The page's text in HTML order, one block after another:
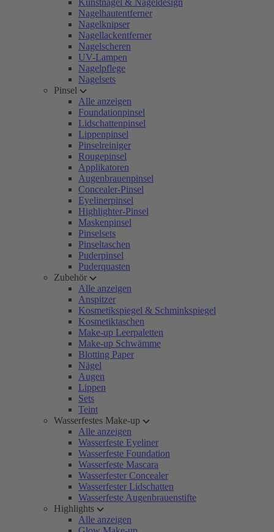
Kunstnägel & Nageldesign
Nagelhautentferner
Nagelknipser
Nagellackentferner
Nagelscheren
UV-Lampen
Nagelpflege
Nagelsets
Pinsel
Alle anzeigen
Foundationpinsel
Lidschattenpinsel
Lippenpinsel
Pinselreiniger
Rougepinsel
Applikatoren
Augenbrauenpinsel
Concealer-Pinsel
Eyelinerpinsel
Highlighter-Pinsel
Maskenpinsel
Pinselsets
Pinseltaschen
Puderpinsel
Puderquasten
Zubehör
Alle anzeigen
Anspitzer
Kosmetikspiegel & Schminkspiegel
Kosmetiktaschen
Make-up Leerpaletten
Make-up Schwämme
Blotting Paper
Nägel
Augen
Lippen
Sets
Teint
Wasserfestes Make-up
Alle anzeigen
Wasserfeste Eyeliner
Wasserfeste Foundation
Wasserfeste Mascara
Wasserfester Concealer
Wasserfester Lidschatten
Wasserfeste Augenbrauenstifte
Highlights
Alle anzeigen